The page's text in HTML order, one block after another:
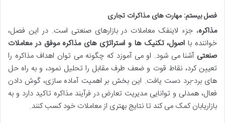
فصل بیستم: مهارت های مذاکرات تجاری
مذاکره، جزء لاینفک معاملات در بازارهای صنعتی است. در این فصل،
خواننده با اصول، تکنیک ها و استراتژی های مذاکره موفق در معاملات
صنعتی آشنا می شود. او می آموزد که چگونه می توان اهداف مذاکره را
تعیین کرد، نقاط قوت و ضعف طرف مقابل را تحلیل نمود، و به راه حل
های برد-برد دست یافت. این بخش بر اهمیت آماده سازی، گوش دادن
فعال، همدلی و توانایی مدیریت تعارض در فرآیند مذاکره تاکید دارد و به
بازاریابان کمک می کند تا نتایج بهتری از معاملات خود کسب کنند.